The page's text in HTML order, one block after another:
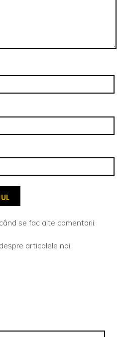
se fac alte comentarii.
articolele noi.